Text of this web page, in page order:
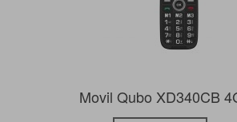
Movil Qubo XD340CB